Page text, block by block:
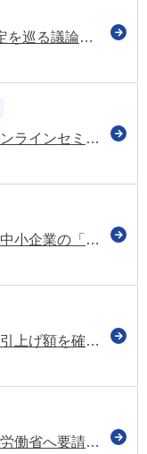
令和8年度の地域別最低賃金額の改定を巡る議論がスタート（中央最低賃金審議会など）
「派遣労働者の同一労働同一賃金オンラインセミナー ～労使協定作成実務～」を令和8年7月下旬に開催（東京労働局）
「労働供給制約社会における中堅・中小企業の「稼ぐ力」強化戦略」を公表（経産省）
地域別最低賃金の発効日 「大幅な引上げ額を確保するための過度な交渉材料とするべきではない」（中央最低賃金審議会）
連合が最低賃金行政等に関して厚生労働省へ要請 中期的に大幅な水準引き上げを など